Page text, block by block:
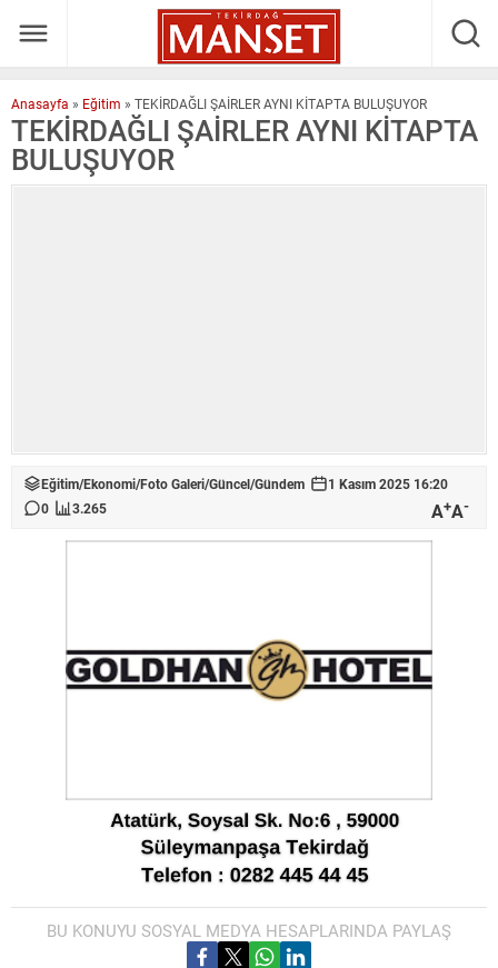
Anasayfa » Eğitim » TEKİRDAĞLI ŞAİRLER AYNI KİTAPTA BULUŞUYOR
TEKİRDAĞLI ŞAİRLER AYNI KİTAPTA
BULUŞUYOR
Eğitim/Ekonomi/Foto Galeri/Güncel/Gündem
1 Kasım 2025 16:20
0
3.265 A+A-
BU KONUYU SOSYAL MEDYA HESAPLARINDA PAYLAŞ